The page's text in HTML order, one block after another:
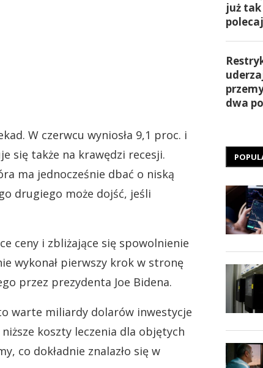
W czerwcu wyniosła 9,1 proc. i
się także na krawędzi recesji.
ma jednocześnie dbać o niską
drugiego może dojść, jeśli
ceny i zbliżające się spowolnienie
wykonał pierwszy krok w stronę
przez prezydenta Joe Bidena.
warte miliardy dolarów inwestycje
koszty leczenia dla objętych
co dokładnie znalazło się w
już
dwa